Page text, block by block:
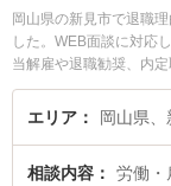
岡山県の新見市で退職
した。WEB面談に対応
当解雇や退職勧奨、内
す。特に弁護士法人岡
護士のプロフィール情
富な近くの弁護士を検
エリア 岡山県
相談内容 労働・